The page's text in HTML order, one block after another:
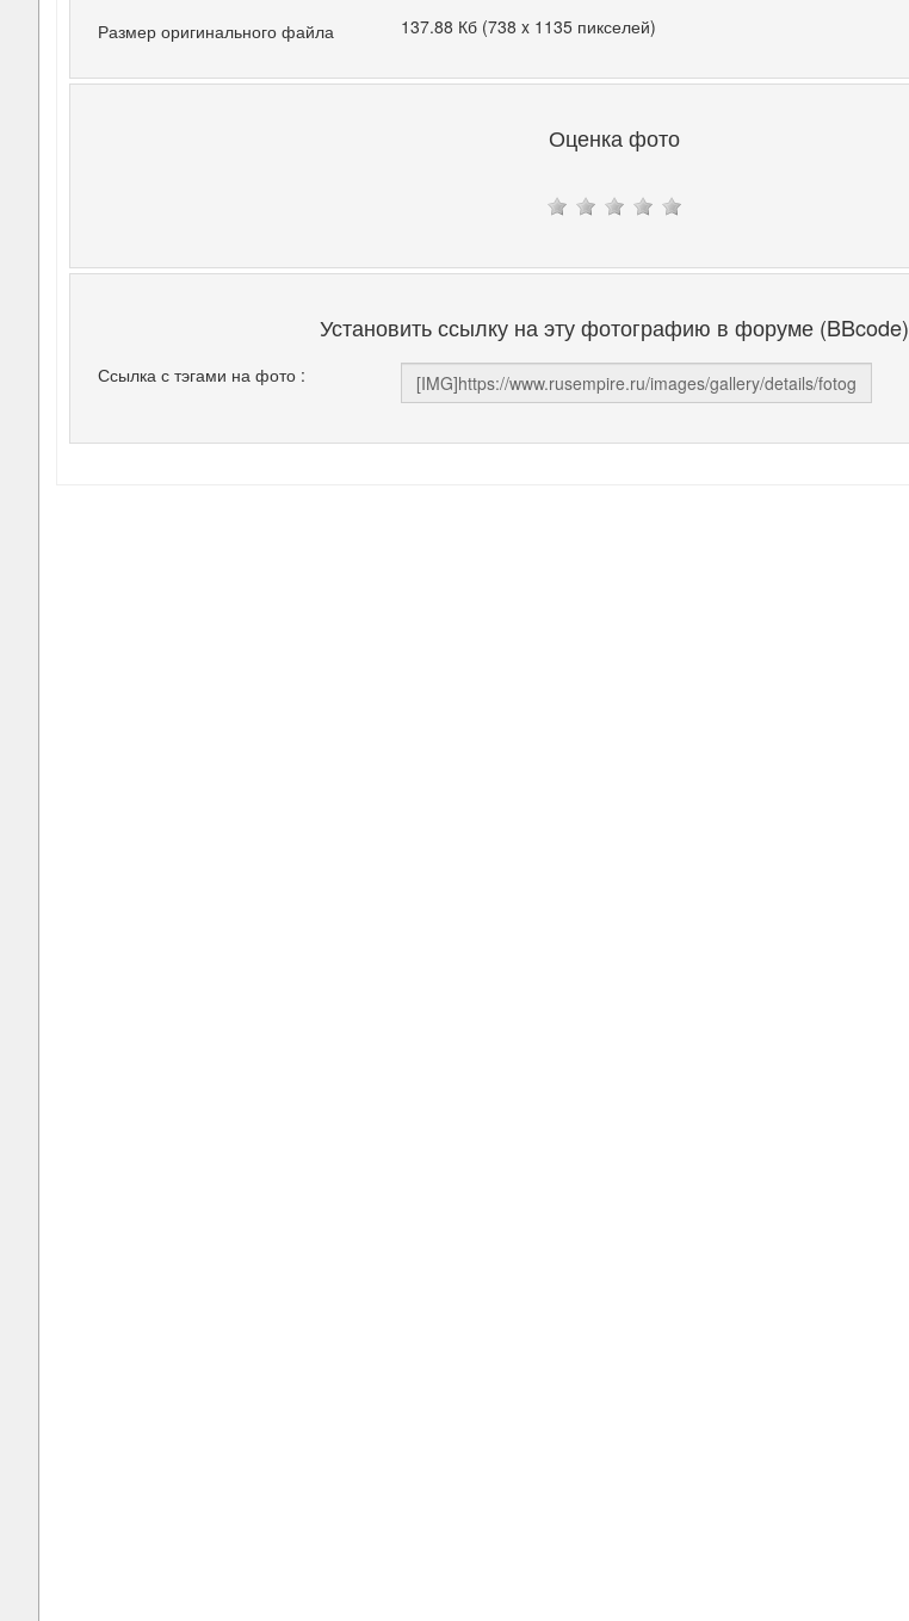
Размер оригинального файла 137.88 Кб (738 x 1135 пикселей)
Оценка фото
Установить ссылку на эту фотографию в форуме (BBcode)
Ссылка с тэгами на фото :